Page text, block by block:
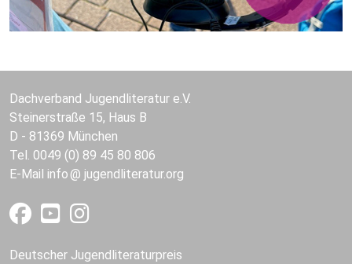
Dachverband Jugendliteratur e.V.
Steinerstraße 15, Haus B
D - 81369 München
Tel. 0049 (0) 89 45 80 806
E-Mail info jugendliteratur.org
Deutscher Jugendliteraturpreis